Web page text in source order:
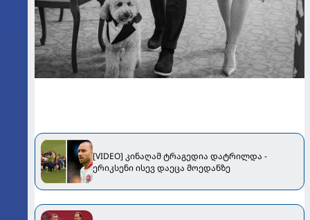
[VIDEO] კინაღამ ტრაგედია დატრილდა -
ერიკსენი ისევ დაეცა მოედანზე